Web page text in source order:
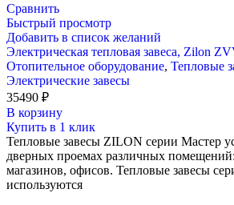
Сравнить
Быстрый просмотр
Добавить в список желаний
Электрическая тепловая завеса, Zilon
Отопительное оборудование, Тепловые
Электрические завесы
35490 ₽
В корзину
Купить в 1 клик
Тепловые завесы ZILON серии Мастер
дверных проемах различных
магазинов, офисов. Тепловые завесы
используются